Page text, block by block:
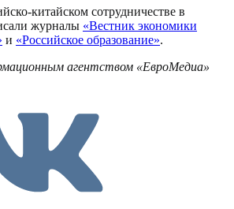
китайском сотрудничестве в
журналы «Вестник экономики
и «Российское образование».
агентством «ЕвроМедиа»